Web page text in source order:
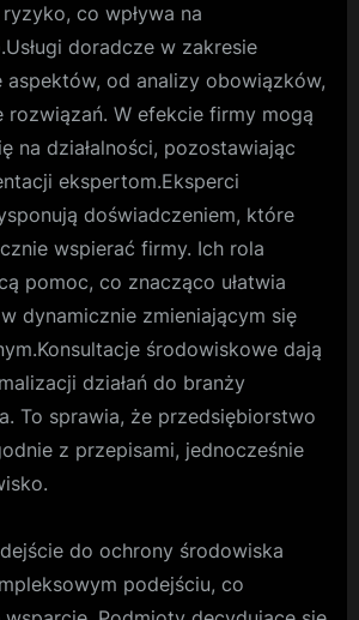
co wpływa na
doradcze w zakresie
od analizy obowiązków,
rozwiązań. W efekcie firmy mogą
na działalności, pozostawiając
ekspertom.Eksperci
doświadczeniem, które
wspierać firmy. Ich rola
pomoc, co znacząco ułatwia
dynamicznie zmieniającym się
środowiskowe dają
działań do branży
To sprawia, że przedsiębiorstwo
z przepisami, jednocześnie
do ochrony środowiska
podejściu, co